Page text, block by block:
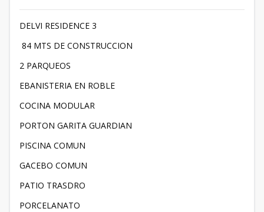
DELVI RESIDENCE 3
84 MTS DE CONSTRUCCION
2 PARQUEOS
EBANISTERIA EN ROBLE
COCINA MODULAR
PORTON GARITA GUARDIAN
PISCINA COMUN
GACEBO COMUN
PATIO TRASDRO
PORCELANATO